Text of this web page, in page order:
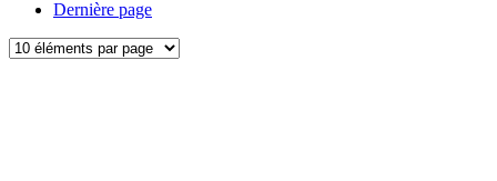
Dernière page